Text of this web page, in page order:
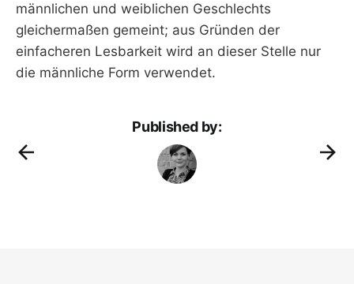
männlichen und weiblichen Geschlechts
gleichermaßen gemeint; aus Gründen der
einfacheren Lesbarkeit wird an dieser Stelle nur
die männliche Form verwendet.
Published by: